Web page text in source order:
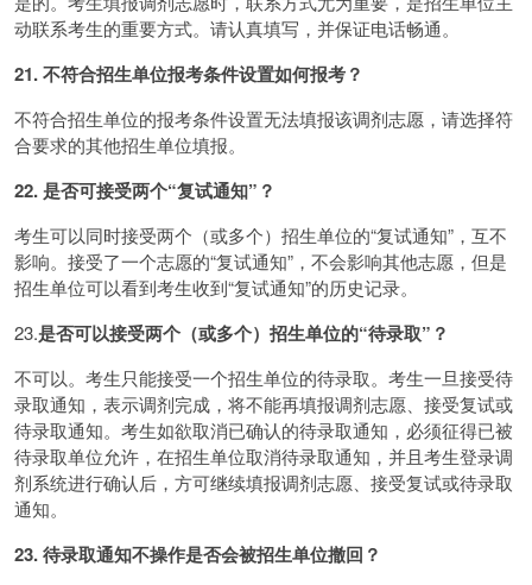
动联系考生的重要方式。请认真填写，并保证电话畅通。
21. 不符合招生单位报考条件设置如何报考？
不符合招生单位的报考条件设置无法填报该调剂志愿，请选择符
合要求的其他招生单位填报。
22. 是否可接受两个“复试通知”？
考生可以同时接受两个（或多个）招生单位的“复试通知”，互不
影响。接受了一个志愿的“复试通知”，不会影响其他志愿，但是
招生单位可以看到考生收到“复试通知”的历史记录。
23.是否可以接受两个（或多个）招生单位的“待录取”？
不可以。考生只能接受一个招生单位的待录取。考生一旦接受待
录取通知，表示调剂完成，将不能再填报调剂志愿、接受复试或
待录取通知。考生如欲取消已确认的待录取通知，必须征得已被
待录取单位允许，在招生单位取消待录取通知，并且考生登录调
剂系统进行确认后，方可继续填报调剂志愿、接受复试或待录取
通知。
23. 待录取通知不操作是否会被招生单位撤回？